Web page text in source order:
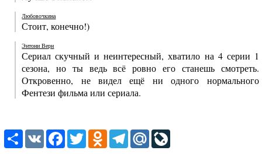
Любовочкина
Стоит, конечно!)
Энтони Верн
Сериал скучный и неинтересный, хватило на 4 серии 1
сезона, но ты ведь всё ровно его станешь смотреть.
Откровенно, не видел ещё ни одного нормального
Фентези фильма или сериала.
ShareVK FacebookTwitterOdnoklassniki
TelegramMail.Ru